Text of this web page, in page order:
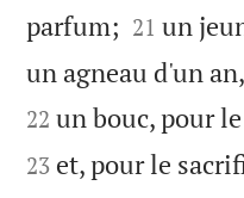
parfum; 

21 un
un agneau d'un
22 un bouc, pour
23 et, pour le